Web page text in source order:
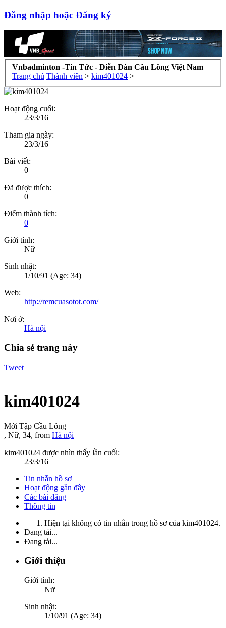
Đăng nhập hoặc Đăng ký
Vnbadminton -Tin Tức - Diễn Đàn Cầu Lông Việt Nam
Trang chủ Thành viên > kim401024 >
Hoạt động cuối:
23/3/16
Tham gia ngày:
23/3/16
Bài viết:
0
Đã được thích:
0
Điểm thành tích:
0
Giới tính:
Nữ
Sinh nhật:
1/10/91 (Age: 34)
Web:
http://remcuasotot.com/
Nơi ở:
Hà nội
Chia sẻ trang này
Tweet
kim401024
Mới Tập Cầu Lông
, Nữ, 34, from Hà nội
kim401024 được nhìn thấy lần cuối:
23/3/16
Tin nhắn hồ sơ
Hoạt động gần đây
Các bài đăng
Thông tin
Hiện tại không có tin nhắn trong hồ sơ của kim401024.
Đang tải...
Đang tải...
Giới thiệu
Giới tính:
Nữ
Sinh nhật:
1/10/91 (Age: 34)